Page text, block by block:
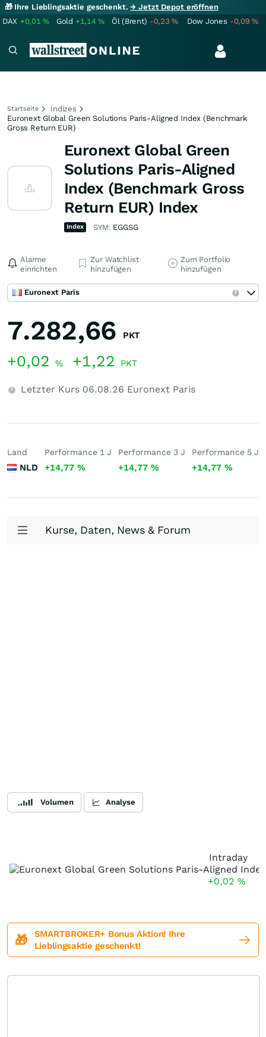
🎁 Ihre Lieblingsaktie geschenkt.→ Jetzt Depot eröffnen
DAX +0,01% Gold +1,14% Öl (Brent) -0,23% Dow Jones -0,09%
Startseite
Indizes
Euronext Global Green Solutions Paris-Aligned Index (Benchmark
Gross Return EUR)
Euronext Global Green
Solutions Paris-Aligned
Index (Benchmark Gross
Return EUR) Index
Index SYM: EGGSG
Alarme
einrichten
Zur Watchlist
hinzufügen
Zum Portfolio
hinzufügen
Euronext Paris
7.282,66 PKT
+0,02 % +1,22 PKT
Letzter Kurs 06.08.26 Euronext Paris
Land
NLD
Performance 1 J
+14,77 %
Performance 3 J
+14,77 %
Performance 5 J
+14,77 %
Kurse, Daten, News & Forum
Volumen Analyse
Intraday
+0,02 %
🎁
SMARTBROKER+ Bonus Aktion! Ihre
Lieblingsaktie geschenkt!